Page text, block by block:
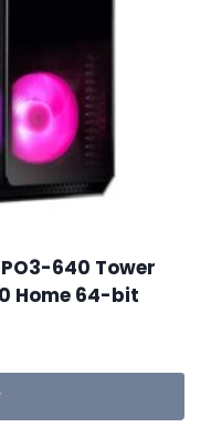
640 Tower
Home 64-bit